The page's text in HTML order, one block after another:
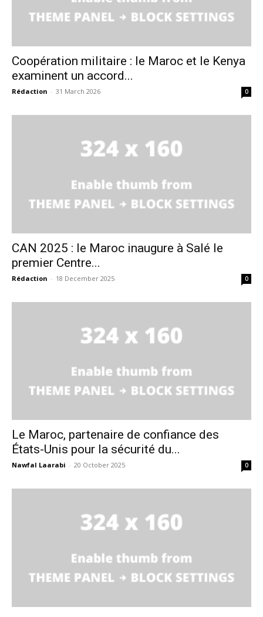
l'intelligence de
Coopération militaire : le Maroc et le Kenya
examinent un accord...
Rédaction - 31 March 2026 0
CAN 2025 : le Maroc inaugure à Salé le
premier Centre...
Rédaction - 18 December 2025 0
Le Maroc, partenaire de confiance des
États-Unis pour la sécurité du...
Nawfal Laarabi - 20 October 2025 0